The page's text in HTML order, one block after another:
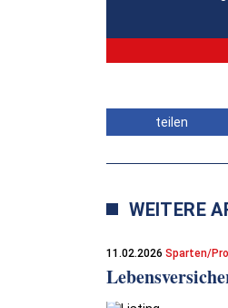
teilen
WEITERE
11.02.2026 Sparten/